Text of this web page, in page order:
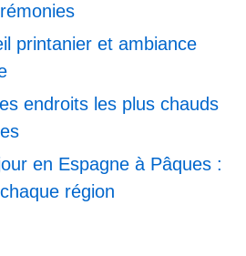
printanier et ambiance
endroits les plus chauds
en Espagne à Pâques :
région